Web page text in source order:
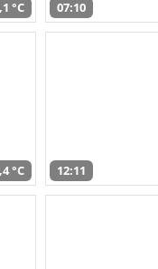
°C 07:10
°C 12:11